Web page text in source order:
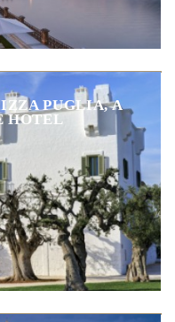
PUGLIA, A
HOTEL